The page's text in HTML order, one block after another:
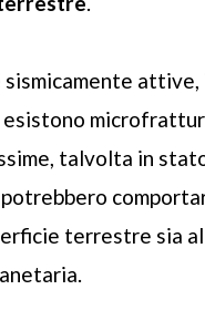
sismicamente
talvolta in
terrestre sia